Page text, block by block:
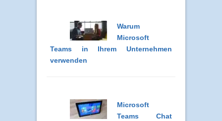
Warum
Microsoft
Teams in Ihrem Unternehmen
verwenden
Microsoft
Teams Chat